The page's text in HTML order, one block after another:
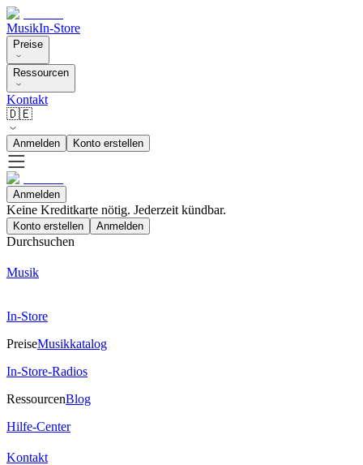
MusikIn-Store
Preise
Ressourcen
Kontakt
🇩🇪
Anmelden Konto erstellen
Anmelden
Keine Kreditkarte nötig. Jederzeit kündbar.
Konto erstellen Anmelden
Durchsuchen
Musik
In-Store
PreiseMusikkatalog
In-Store-Radios
RessourcenBlog
Hilfe-Center
Kontakt